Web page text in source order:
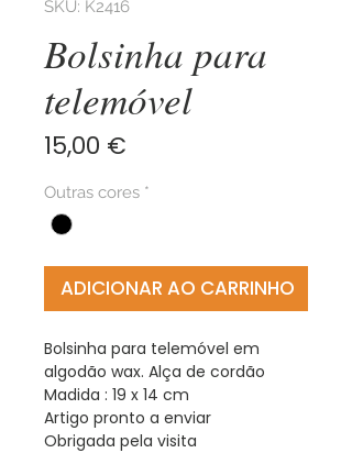
SKU: K2416
Bolsinha para
telemóvel
15,00 €
Outras cores *
ADICIONAR AO CARRINHO
Bolsinha para telemóvel em
algodão wax. Alça de cordão
Madida : 19 x 14 cm
Artigo pronto a enviar
Obrigada pela visita